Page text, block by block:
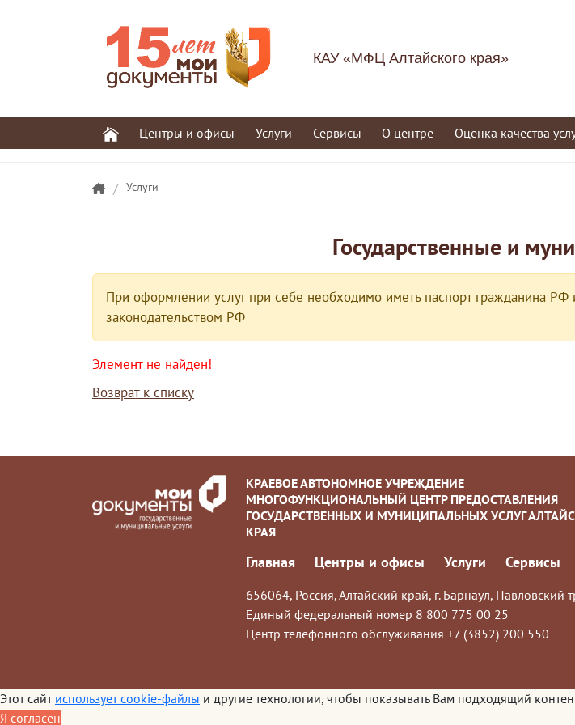
КАУ «МФЦ Алтайского края»
Центры и офисы Услуги Сервисы О центре Оценка качества
/ Услуги
Государственные и
При оформлении услуг при себе необходимо иметь паспорт гражданина РФ
законодательством РФ
Элемент не найден!
Возврат к списку
КРАЕВОЕ АВТОНОМНОЕ УЧРЕЖДЕНИЕ
МНОГОФУНКЦИОНАЛЬНЫЙ ЦЕНТР ПРЕДОСТАВЛЕНИЯ
ГОСУДАРСТВЕННЫХ И МУНИЦИПАЛЬНЫХ УСЛУГ
КРАЯ
Главная Центры и офисы Услуги Сервисы
656064, Россия, Алтайский край, г. Барнаул, Павловский
Единый федеральный номер 8 800 775 00 25
Центр телефонного обслуживания +7 (3852) 200 550
Этот сайт использует cookie-файлы и другие технологии, чтобы показывать Вам подходящий
Я согласен